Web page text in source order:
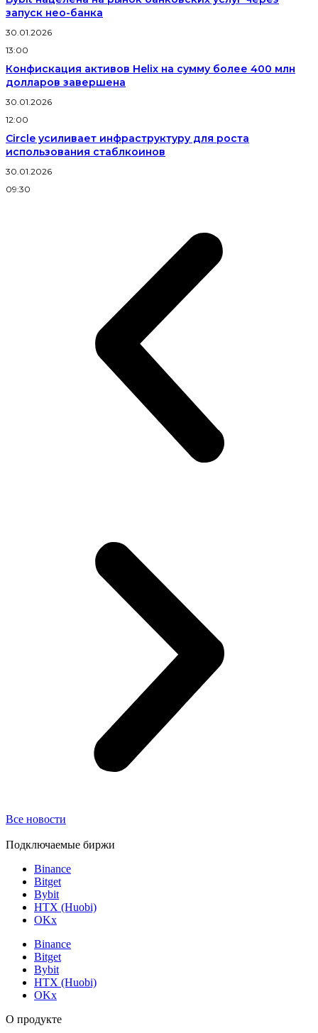
запуск нео-банка
30.01.2026
13:00
Конфискация активов Helix на сумму более 400 млн
долларов завершена
30.01.2026
12:00
Circle усиливает инфраструктуру для роста
использования стаблкоинов
30.01.2026
09:30
Все новости
Подключаемые биржи
Binance
Bitget
Bybit
HTX (Huobi)
OKx
Binance
Bitget
Bybit
HTX (Huobi)
OKx
О продукте